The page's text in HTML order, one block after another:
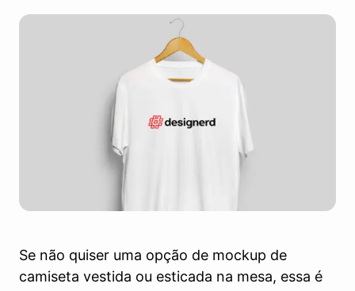
Se não quiser uma opção de mockup de
camiseta vestida ou esticada na mesa, essa é